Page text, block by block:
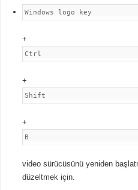
Windows logo key
+
Ctrl
+
Shift
+
B
video sürücüsünü yeniden
düzeltmek için.